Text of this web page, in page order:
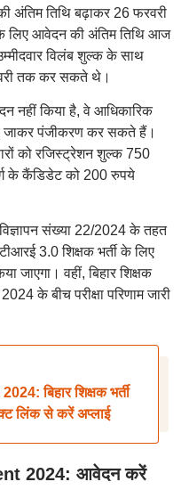
अंतिम तिथि बढ़ाकर 26 फरवरी
लिए आवेदन की अंतिम तिथि आज
विलंब शुल्क के साथ
तक कर सकते थे।
नहीं किया है, वे आधिकारिक
जाकर पंजीकरण कर सकते हैं।
को रजिस्ट्रेशन शुल्क 750
के कैंडिडेट को 200 रुपये
विज्ञापन संख्या 22/2024 के तहत
3.0 शिक्षक भर्ती के लिए
जाएगा। वहीं, बिहार शिक्षक
के बीच परीक्षा परिणाम जारी
बिहार शिक्षक भर्ती
लिंक से करें अप्लाई
2024: आवेदन करें